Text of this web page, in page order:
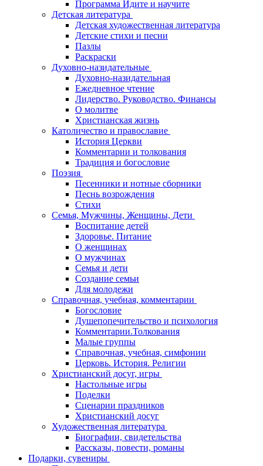
Программа Идите и научите
Детская литература
Детская художественная литература
Детские стихи и песни
Пазлы
Раскраски
Духовно-назидательные
Духовно-назидательная
Ежедневное чтение
Лидерство. Руководство. Финансы
О молитве
Христианская жизнь
Католичество и православие
История Церкви
Комментарии и толкования
Традиция и богословие
Поэзия
Песенники и нотные сборники
Песнь возрождения
Стихи
Семья, Мужчины, Женщины, Дети
Воспитание детей
Здоровье. Питание
О женщинах
О мужчинах
Семья и дети
Создание семьи
Для молодежи
Справочная, учебная, комментарии
Богословие
Душепопечительство и психология
Комментарии.Толкования
Малые группы
Справочная, учебная, симфонии
Церковь. История. Религии
Христианский досуг, игры
Настольные игры
Поделки
Сценарии праздников
Христианский досуг
Художественная литература
Биографии, свидетельства
Рассказы, повести, романы
Подарки, сувениры